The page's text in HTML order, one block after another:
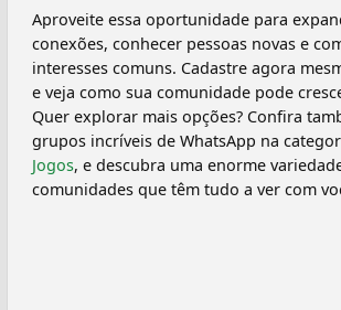
Aproveite essa oportunidade para
conexões, conhecer pessoas novas e
interesses comuns. Cadastre agora
e veja como sua comunidade pode
Quer explorar mais opções? Confira
grupos incríveis de WhatsApp na
Jogos, e descubra uma enorme
comunidades que têm tudo a ver com